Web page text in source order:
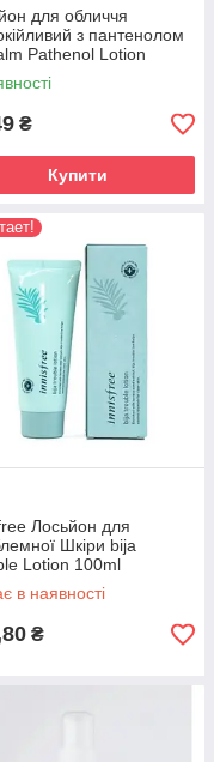
для обличчя
з пантенолом
Pathenol Lotion
₴
Купити
Лосьйон для
Шкіри bija
Lotion 100ml
в наявності
₴